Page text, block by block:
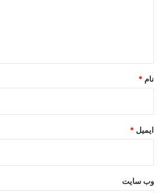
نام *
ایمیل *
وب‌ سایت